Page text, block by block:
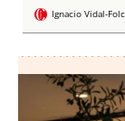
Ignacio Vidal-